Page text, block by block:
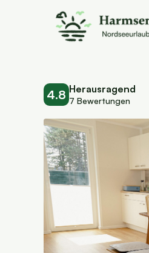
4.8 Herausragend
7 Bewertungen